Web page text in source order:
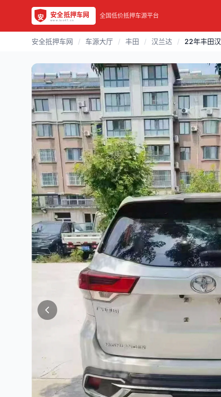
全国低价抵押车源平台
安全抵押车网 / 车源大厅 / 丰田 / 汉兰达 / 22年丰田